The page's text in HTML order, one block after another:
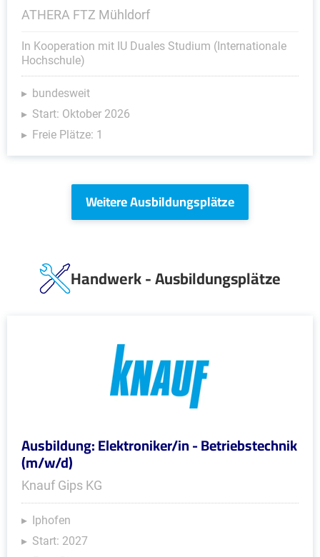
ATHERA FTZ Mühldorf
In Kooperation mit IU Duales Studium (Internationale
Hochschule)
bundesweit
Start: Oktober 2026
Freie Plätze: 1
Weitere Ausbildungsplätze
Handwerk - Ausbildungsplätze
Ausbildung: Elektroniker/in - Betriebstechnik
(m/w/d)
Knauf Gips KG
Iphofen
Start: 2027